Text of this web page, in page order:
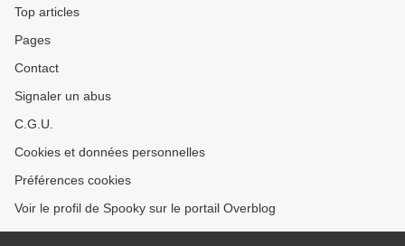
Top articles
Pages
Contact
Signaler un abus
C.G.U.
Cookies et données personnelles
Préférences cookies
Voir le profil de Spooky sur le portail Overblog